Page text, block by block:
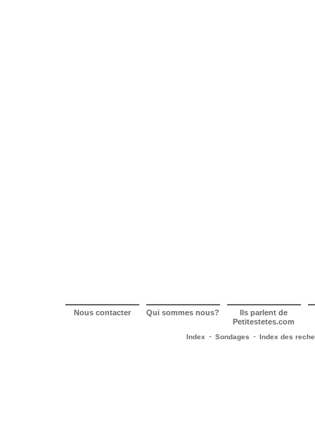
Nous contacter Qui sommes nous? Ils parlent de
Petitestetes.com
Index - Sondages - Index des